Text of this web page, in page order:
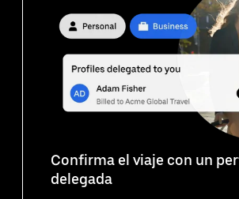
Confirma el viaje con un
delegada